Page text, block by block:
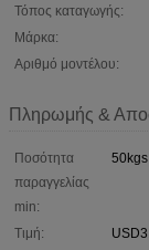
Τόπος καταγωγής:
Μάρκα:
Αριθμό μοντέλου:
Πληρωμής &
Ποσότητα
παραγγελίας
min:
50kgs
Τιμή: